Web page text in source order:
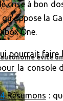
évite
crise à bon
la
One.
pourrait
la
Résumons :